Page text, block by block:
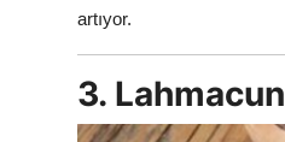
artıyor.
3. Lahmacun